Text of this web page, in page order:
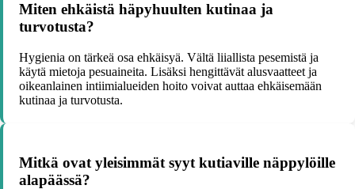
Miten ehkäistä häpyhuulten kutinaa ja
turvotusta?
Hygienia on tärkeä osa ehkäisyä. Vältä liiallista pesemistä ja
käytä mietoja pesuaineita. Lisäksi hengittävät alusvaatteet ja
oikeanlainen intiimialueiden hoito voivat auttaa ehkäisemään
kutinaa ja turvotusta.
Mitkä ovat yleisimmät syyt kutiaville näppylöille
alapäässä?